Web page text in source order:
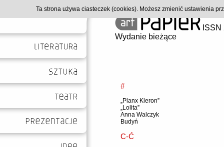
Wydanie bieżące
#
„Planx Kleron”
„Lolita”
Anna Walczyk
Budyń
C-Ć
Ta strona używa ciasteczek (cookies). Możesz zmienić ustawienia